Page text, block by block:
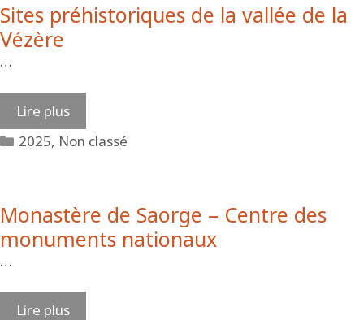
Sites préhistoriques de la vallée de la
Vézère
…
Lire plus
Catégories
2025, Non classé
Monastère de Saorge – Centre des
monuments nationaux
…
Lire plus